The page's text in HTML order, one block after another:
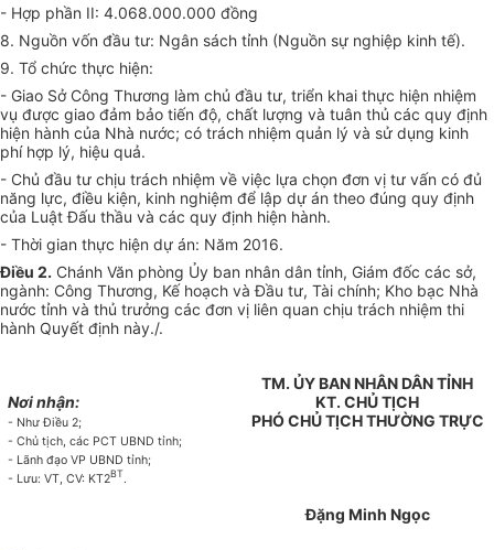
- Hợp phần II: 4.068.000.000 đồng
8. Nguồn vốn đầu tư: Ngân sách tỉnh (Nguồn sự nghiệp kinh tế).
9. Tổ chức thực hiện:
- Giao Sở Công Thương làm chủ đầu tư, triển khai thực hiện nhiệm
vụ được giao đảm bảo tiến độ, chất lượng và tuân thủ các quy định
hiện hành của Nhà nước; có trách nhiệm quản lý và sử dụng kinh
phí hợp lý, hiệu quả.
- Chủ đầu tư chịu trách nhiệm về việc lựa chọn đơn vị tư vấn có đủ
năng lực, điều kiện, kinh nghiệm để lập dự án theo đúng quy định
của Luật Đấu thầu và các quy định hiện hành.
- Thời gian thực hiện dự án: Năm 2016.
Điều 2. Chánh Văn phòng Ủy ban nhân dân tỉnh, Giám đốc các sở,
ngành: Công Thương, Kế hoạch và Đầu tư, Tài chính; Kho bạc Nhà
nước tỉnh và thủ trưởng các đơn vị liên quan chịu trách nhiệm thi
hành Quyết định này./.
Nơi nhận:
- NhưĐiều 2;
- Chủ tịch, các PCT UBND tỉnh;
- Lãnhđạo VP UBND tỉnh;
- Lưu: VT, CV: KT2BT.
TM. ỦYBAN NHÂN DÂN TỈNH
KT. CHỦ TỊCH
PHÓ CHỦ TỊCHTHƯỜNG TRỰC
Đặng Minh Ngọc